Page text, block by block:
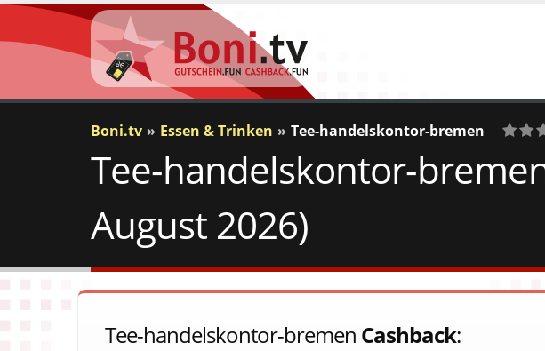
Boni.tv Essen & Trinken Tee-handelskontor-bremen
Tee-handelskontor-
August 2026)
Tee-handelskontor-bremen Cashback: